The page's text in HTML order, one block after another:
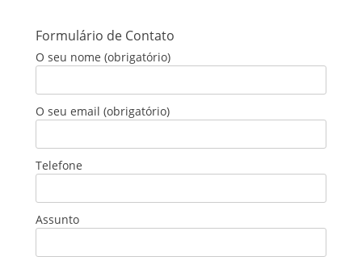
Formulário de Contato
O seu nome (obrigatório)
O seu email (obrigatório)
Telefone
Assunto